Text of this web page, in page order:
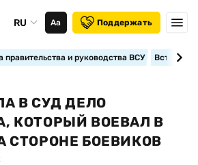
RU Аа Поддержать
правительства и руководства ВСУ
В СУД ДЕЛО
КОТОРЫЙ ВОЕВАЛ В
СТОРОНЕ БОЕВИКОВ